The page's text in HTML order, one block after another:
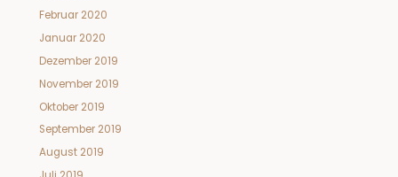
Februar 2020
Januar 2020
Dezember 2019
November 2019
Oktober 2019
September 2019
August 2019